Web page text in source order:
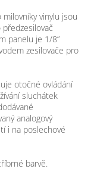
vinylu jsou
panelu je 1/8”
zesilovače pro
otočné ovládání
sluchátek
analogový
i na poslechové
barvě.